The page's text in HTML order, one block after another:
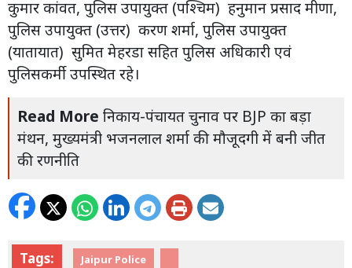
कुमार कांवत, पुलिस उपायुक्त (पश्चिम) हनुमान प्रसाद मीणा,
पुलिस उपायुक्त (उत्तर) करण शर्मा, पुलिस उपायुक्त
(यातायात) सुमित मेहरडा सहित पुलिस अधिकारी एवं
पुलिसकर्मी उपस्थित रहे।
Read More निकाय-पंचायत चुनाव पर BJP का बड़ा
मंथन, मुख्यमंत्री भजनलाल शर्मा की मौजूदगी में बनी जीत
की रणनीति
Tags: Jaipur Police